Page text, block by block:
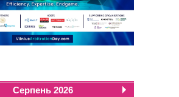
Серпень 2026